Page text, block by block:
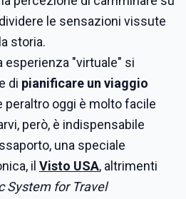
le sensazioni vissute
storia.
esperienza "virtuale" si
di pianificare un viaggio
peraltro oggi è molto facile
però, è indispensabile
una speciale
il Visto USA, altrimenti
System for Travel